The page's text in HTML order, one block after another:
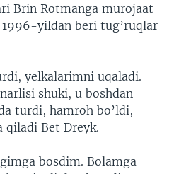
Brin Rotmanga murojaat
yildan beri tug’ruqlar
yelkalarimni uqaladi.
shuki, u boshdan
turdi, hamroh bo’ldi,
Bet Dreyk.
bosdim. Bolamga